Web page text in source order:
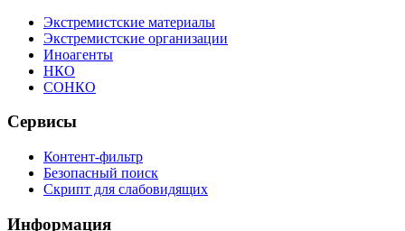
Экстремистские материалы
Экстремистские организации
Иноагенты
НКО
СОНКО
Сервисы
Контент-фильтр
Безопасный поиск
Скрипт для слабовидящих
Информация